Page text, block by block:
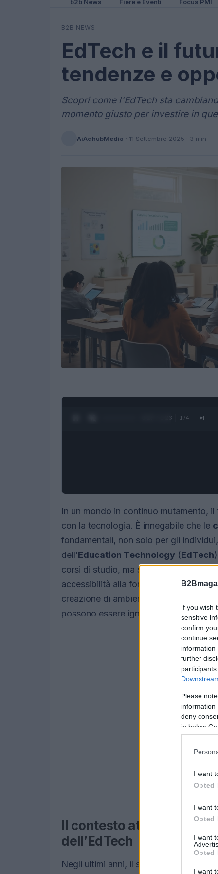
If you wish
sensitive
confirm
continue
information
further
Please
information
deny
in below
I want
Opted
I want
Opted
I want
Opted
I want
b2b News Fiere e Eventi Focus PMI
B2B NEWS
EdTech e il
tendenze e
Scopri come l'EdTech sta
momento giusto per investire in
AiAdhubMedia · 11 Settembre 2025 · 3 min
0:28 / 1:23 1 /4
In un mondo in continuo mutamento,
con la tecnologia. È innegabile che le
fondamentali, non solo per gli
dell’Education Technology (EdTech
corsi di studio, ma sta ridefinendo
accessibilità alla formazione, alla
creazione di ambienti ibridi fisico-
possono essere ignorate.
Il contesto attuale
dell’EdTech
Negli ultimi anni, il settore educativo